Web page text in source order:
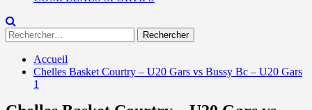
Rechercher :
Accueil
Chelles Basket Courtry – U20 Gars vs Bussy Bc – U20 Gars
1